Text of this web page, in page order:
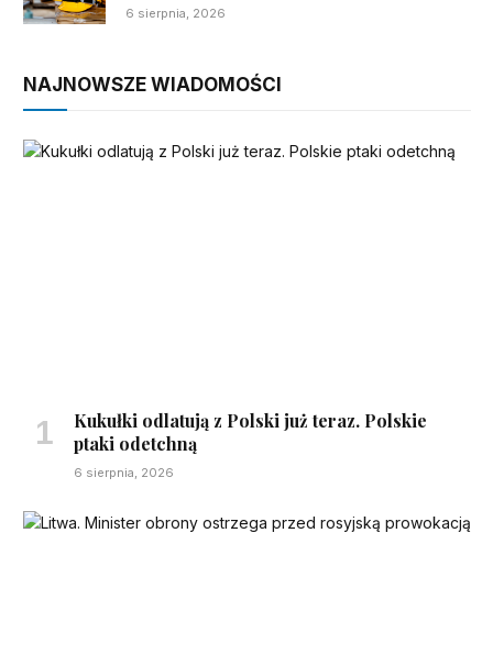
6 sierpnia, 2026
NAJNOWSZE WIADOMOŚCI
Kukułki odlatują z Polski już teraz. Polskie
ptaki odetchną
6 sierpnia, 2026